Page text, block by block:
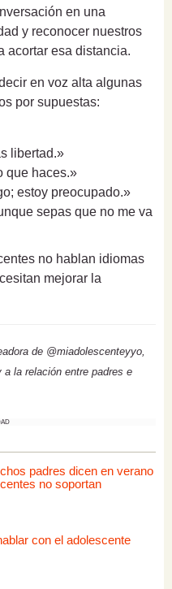
en una
y reconocer nuestros
acortar esa distancia.
en voz alta algunas
por supuestas:
libertad.»
que haces.»
estoy preocupado.»
sepas que no me va
no hablan idiomas
mejorar la
de @miadolescenteyyo,
la relación entre padres e
padres dicen en verano
no soportan
con el adolescente